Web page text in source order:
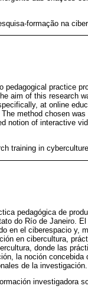
formação na
pedagogical practice
aim of this research
at online
method chosen was
notion of interactive
training in cyberculture
pedagógica de
do Río de Janeiro.
en el ciberespacio y,
en cibercultura,
donde las
la noción concebida
de la investigación.
investigadora